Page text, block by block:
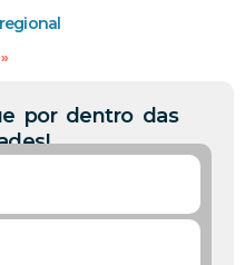
por dentro das